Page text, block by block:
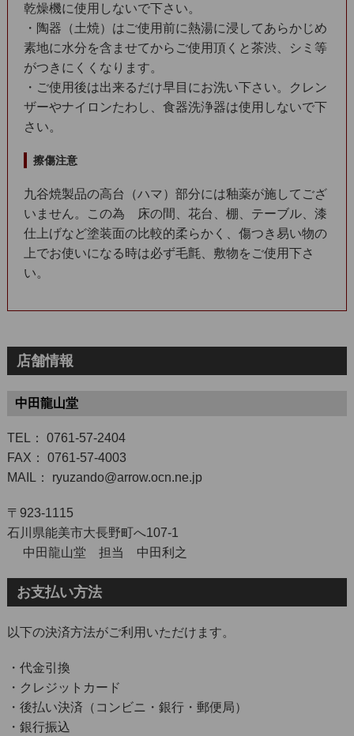
乾燥機に使用しないで下さい。
・陶器（土焼）はご使用前に熱湯に浸してあらかじめ
素地に水分を含ませてからご使用頂くと茶渋、シミ等
がつきにくくなります。
・ご使用後は出来るだけ早目にお洗い下さい。クレン
ザーやナイロンたわし、食器洗浄器は使用しないで下
さい。
擦傷注意
九谷焼製品の高台（ハマ）部分には釉薬が施してござ
いません。この為 床の間、花台、棚、テーブル、漆
仕上げなど塗装面の比較的柔らかく、傷つき易い物の
上でお使いになる時は必ず毛氈、敷物をご使用下さ
い。
店舗情報
中田龍山堂
TEL： 0761-57-2404
FAX： 0761-57-4003
MAIL： ryuzando@arrow.ocn.ne.jp
〒923-1115
石川県能美市大長野町へ107-1
中田龍山堂 担当 中田利之
お支払い方法
以下の決済方法がご利用いただけます。
・代金引換
・クレジットカード
・後払い決済（コンビニ・銀行・郵便局）
・銀行振込